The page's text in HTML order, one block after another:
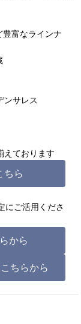
豊富なラインナ
ンサレス
えております
ちら
にご活用くださ
から
ちらから